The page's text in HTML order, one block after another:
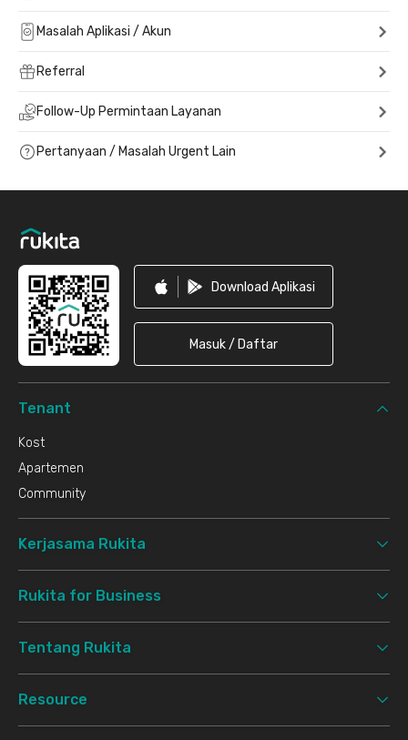
Masalah Aplikasi / Akun
Referral
Follow-Up Permintaan Layanan
Pertanyaan / Masalah Urgent Lain
Download Aplikasi
Masuk / Daftar
Tenant
Kost
Apartemen
Community
Kerjasama Rukita
Rukita for Business
Tentang Rukita
Resource